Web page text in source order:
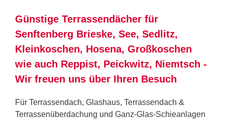
Günstige Terrassendächer für
Senftenberg Brieske, See, Sedlitz,
Kleinkoschen, Hosena, Großkoschen
wie auch Reppist, Peickwitz, Niemtsch -
Wir freuen uns über Ihren Besuch
Für Terrassendach, Glashaus, Terrassendach &
Terrassenüberdachung und Ganz-Glas-Schieanlagen